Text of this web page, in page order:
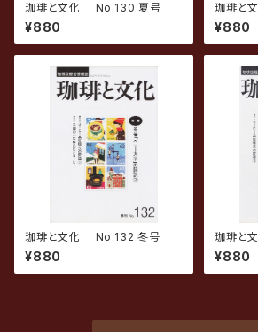
珈琲と文化 No.130 夏号
¥880 ¥880
珈琲と文化 No.132 冬号
¥880 ¥880